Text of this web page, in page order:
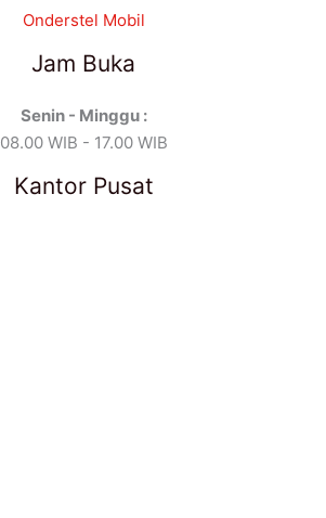
Onderstel Mobil
Jam Buka
Senin - Minggu :
08.00 WIB - 17.00 WIB
Kantor Pusat